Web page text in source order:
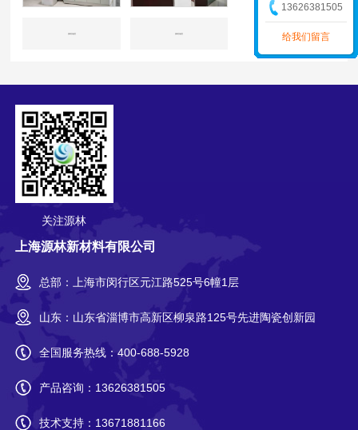
关注源林
上海源林新材料有限公司
总部：上海市闵行区元江路525号6幢1层
山东：山东省淄博市高新区柳泉路125号先进陶瓷创新园
全国服务热线： 400-688-5928
产品咨询： 13626381505
技术支持： 13671881166
13626381505
给我们留言